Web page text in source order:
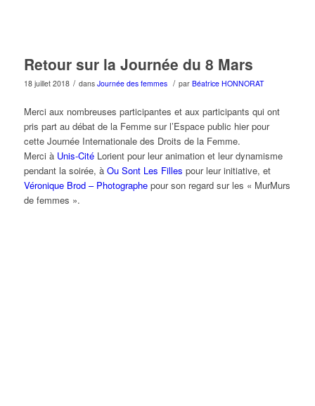
Retour sur la Journée du 8 Mars
18 juillet 2018 / dans Journée des femmes / par Béatrice HONNORAT
Merci aux nombreuses participantes et aux participants qui ont
pris part au débat de la Femme sur l’Espace public hier pour
cette Journée Internationale des Droits de la Femme.
Merci à Unis-CitéLorient pour leur animation et leur dynamisme
pendant la soirée, à Ou Sont Les Filles pour leur initiative, et
Véronique Brod – Photographepour son regard sur les « MurMurs
de femmes ».